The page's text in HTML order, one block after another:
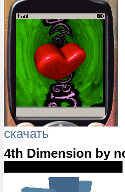
скачать
4th Dimension by